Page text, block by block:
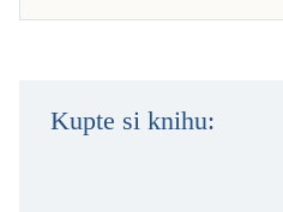
Kupte si knihu: